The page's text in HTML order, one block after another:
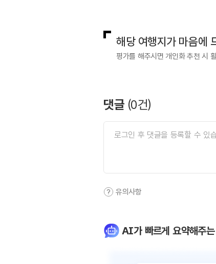
해당 여행지가 마음에
평가를 해주시면 개인화 추천 시
댓글 (0건)
유의사항
AI가 빠르게 요약해주